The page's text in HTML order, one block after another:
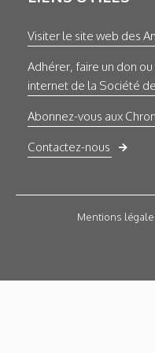
Visiter le site web des
Adhérer, faire un don
internet de la Société
Abonnez-vous aux
Contactez-nous
Mentions